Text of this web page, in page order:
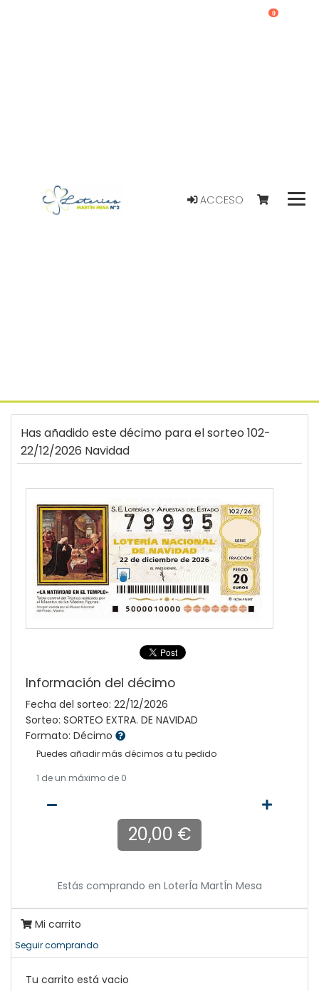
ACCESO
0
Has añadido este décimo para el sorteo 102-
22/12/2026 Navidad
Información del décimo
Fecha del sorteo: 22/12/2026
Sorteo: SORTEO EXTRA. DE NAVIDAD
Formato: Décimo
Puedes añadir más décimos a tu pedido
1 de un máximo de 0
20,00 €
Estás comprando en LoterÍa MartÍn Mesa
Mi carrito
Seguir comprando
Tu carrito está vacio